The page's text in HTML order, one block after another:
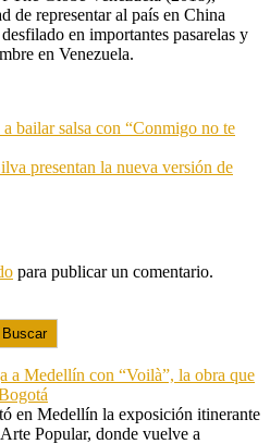
de representar al país en China
en importantes pasarelas y
en Venezuela.
bailar salsa con “Conmigo no te
presentan la nueva versión de
para publicar un comentario.
Buscar
a Medellín con “Voilà”, la obra que
en Medellín la exposición itinerante
Popular, donde vuelve a